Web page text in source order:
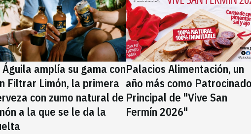
Águila amplía su gama con
Filtrar Limón, la primera
con zumo natural de
a la que se le da la
Palacios Alimentación, un
año más como
Principal de "Vive San
Fermín 2026"